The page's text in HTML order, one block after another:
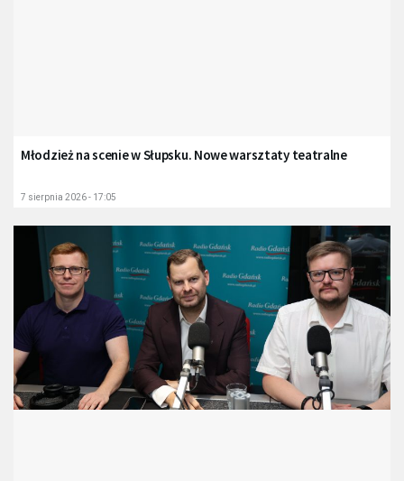
Młodzież na scenie w Słupsku. Nowe warsztaty teatralne
7 sierpnia 2026 - 17:05